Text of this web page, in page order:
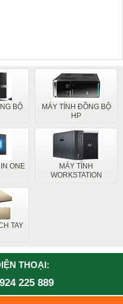
BỘ
MÁY TÍNH ĐỒNG BỘ
HP
ONE
MÁY TÍNH
WORKSTATION
TAY
THOẠI:
225 889